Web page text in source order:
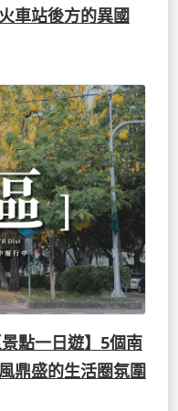
車站後方的異國
點一日遊】5個南
鼎盛的生活圈氛圍